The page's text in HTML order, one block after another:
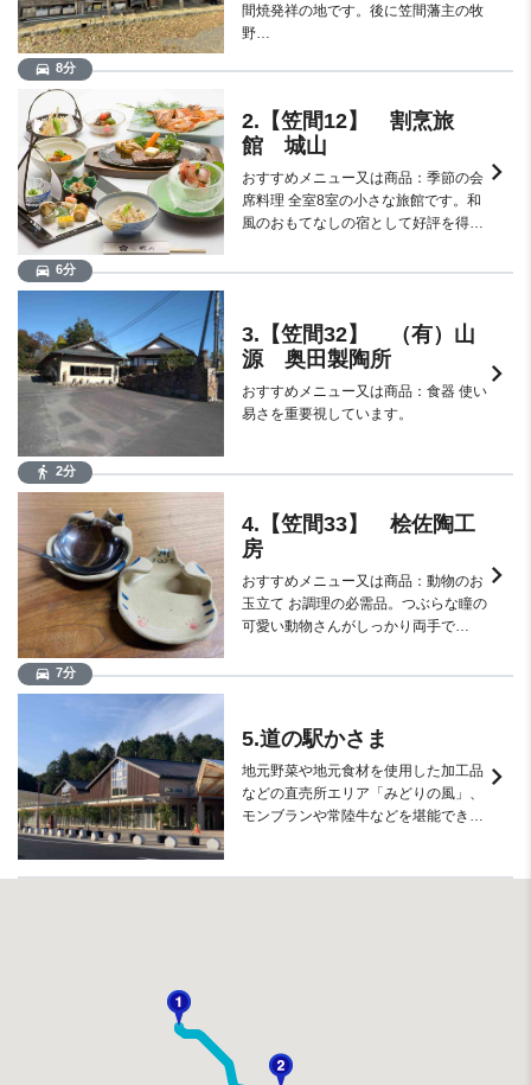
間焼発祥の地です。後に笠間藩主の牧
野…
directions_car 8分
2.【笠間12】 割烹旅
館 城山
おすすめメニュー又は商品：季節の会
席料理 全室8室の小さな旅館です。和
風のおもてなしの宿として好評を得…
keyboard_arrow_right
directions_car 6分
3.【笠間32】 （有）山
源 奥田製陶所
おすすめメニュー又は商品：食器 使い
易さを重要視しています。
keyboard_arrow_right
directions_walk 2分
4.【笠間33】 桧佐陶工
房
おすすめメニュー又は商品：動物のお
玉立て お調理の必需品。つぶらな瞳の
可愛い動物さんがしっかり両手で…
keyboard_arrow_right
directions_car 7分
5.道の駅かさま
地元野菜や地元食材を使用した加工品
などの直売所エリア「みどりの風」、
モンブランや常陸牛などを堪能でき…
keyboard_arrow_right